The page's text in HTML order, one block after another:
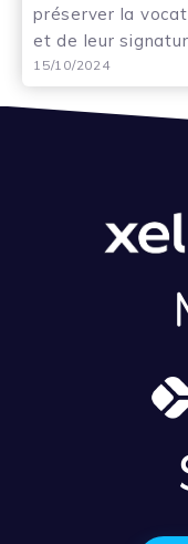
préserver la
et de leur
15/10/2024